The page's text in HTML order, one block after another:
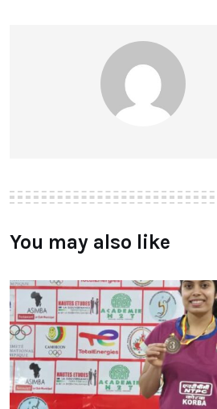
You may also like